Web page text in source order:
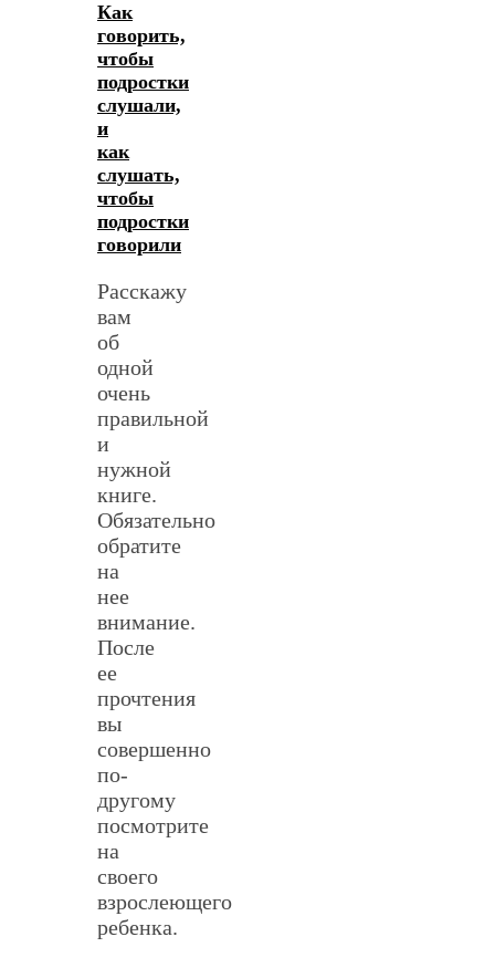
Как
говорить,
чтобы
подростки
слушали,
и
как
слушать,
чтобы
подростки
говорили
Расскажу
вам
об
одной
очень
правильной
и
нужной
книге.
Обязательно
обратите
на
нее
внимание.
После
ее
прочтения
вы
совершенно
по-
другому
посмотрите
на
своего
взрослеющего
ребенка.